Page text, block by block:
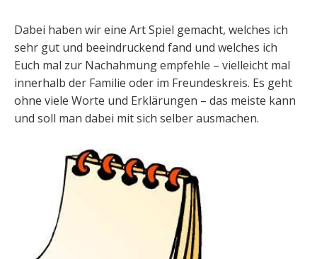
Dabei haben wir eine Art Spiel gemacht, welches ich
sehr gut und beeindruckend fand und welches ich
Euch mal zur Nachahmung empfehle – vielleicht mal
innerhalb der Familie oder im Freundeskreis. Es geht
ohne viele Worte und Erklärungen – das meiste kann
und soll man dabei mit sich selber ausmachen.